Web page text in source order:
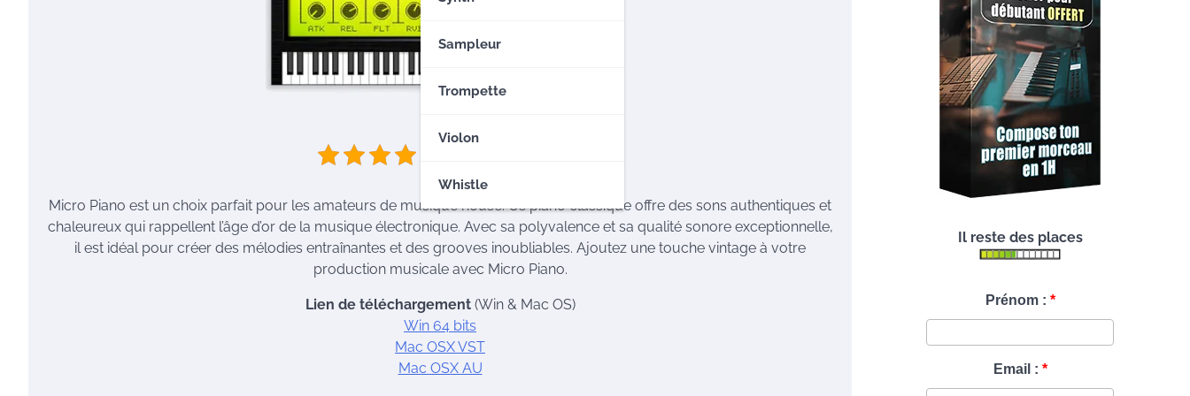
Sampleur
Trompette
Violon
Whistle
Micro Piano est un choix parfait pour les amateurs de musique house. Ce piano classique offre des sons authentiques et
chaleureux qui rappellent l’âge d’or de la musique électronique. Avec sa polyvalence et sa qualité sonore exceptionnelle,
il est idéal pour créer des mélodies entraînantes et des grooves inoubliables. Ajoutez une touche vintage à votre
production musicale avec Micro Piano.
Lien de téléchargement(Win & Mac OS)
Win 64 bits
Mac OSX VST
Mac OSX AU
Il reste des places
Prénom :
Email :